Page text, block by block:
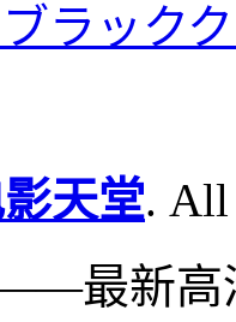
ラック
天堂. All
最新高